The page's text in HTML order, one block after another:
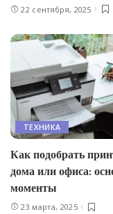
22 сентября, 2025
ТЕХНИКА
Как подобрать
дома или офиса:
моменты
23 марта, 2025